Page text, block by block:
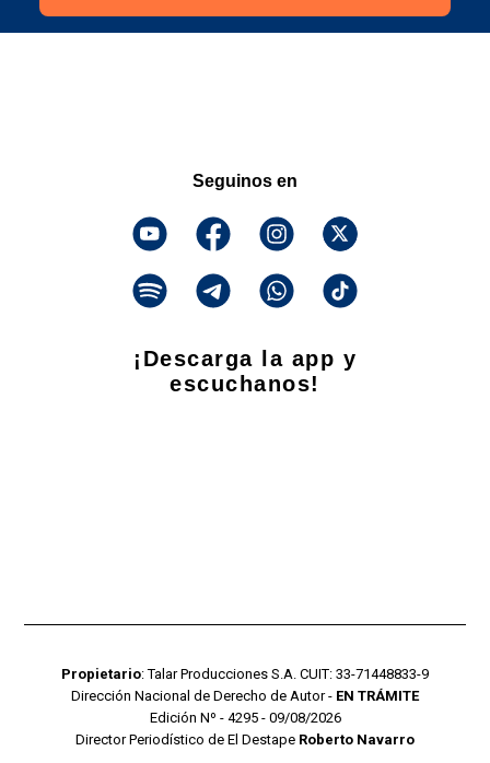
Seguinos en
¡Descarga la app y
escuchanos!
Propietario: Talar Producciones S.A. CUIT: 33-71448833-9
Dirección Nacional de Derecho de Autor - EN TRÁMITE
Edición Nº - 4295 - 09/08/2026
Director Periodístico de El Destape Roberto Navarro